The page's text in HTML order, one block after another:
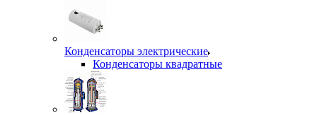
Конденсаторы электрические
Конденсаторы квадратные